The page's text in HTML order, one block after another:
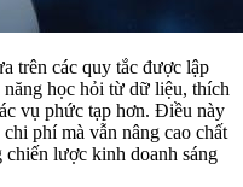
trên các quy tắc được lập
năng học hỏi từ dữ liệu, thích
vụ phức tạp hơn. Điều này
phí mà vẫn nâng cao chất
lược kinh doanh sáng